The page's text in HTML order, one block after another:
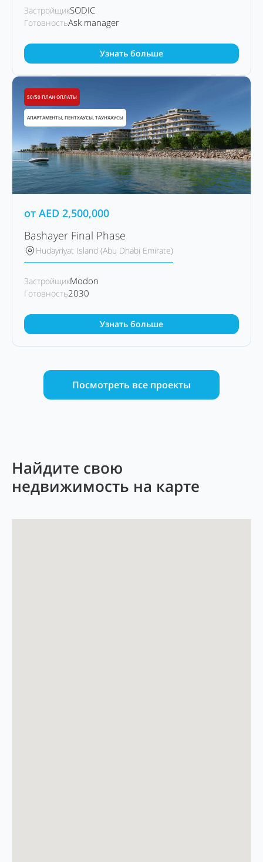
ЗастройщикSODIC
ГотовностьAsk manager
Узнать больше
50/50 ПЛАН ОПЛАТЫ
АПАРТАМЕНТЫ, ПЕНТХАУСЫ, ТАУНХАУСЫ
от AED 2,500,000
Bashayer Final Phase
Hudayriyat Island (Abu Dhabi Emirate)
ЗастройщикModon
Готовность2030
Узнать больше
Посмотреть все проекты
Найдите свою
недвижимость на карте